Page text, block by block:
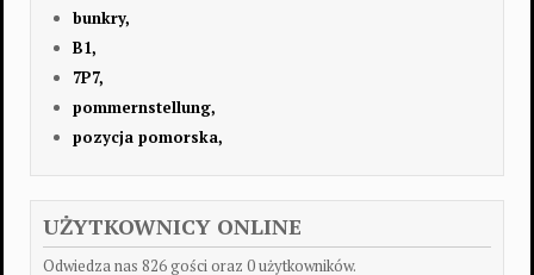
bunkry,
B1,
7P7,
pommernstellung,
pozycja pomorska,
UŻYTKOWNICY ONLINE
Odwiedza nas 826 gości oraz 0 użytkowników.